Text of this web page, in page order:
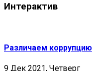
Интерактив
Различаем коррупцию
9 Дек 2021, Четверг